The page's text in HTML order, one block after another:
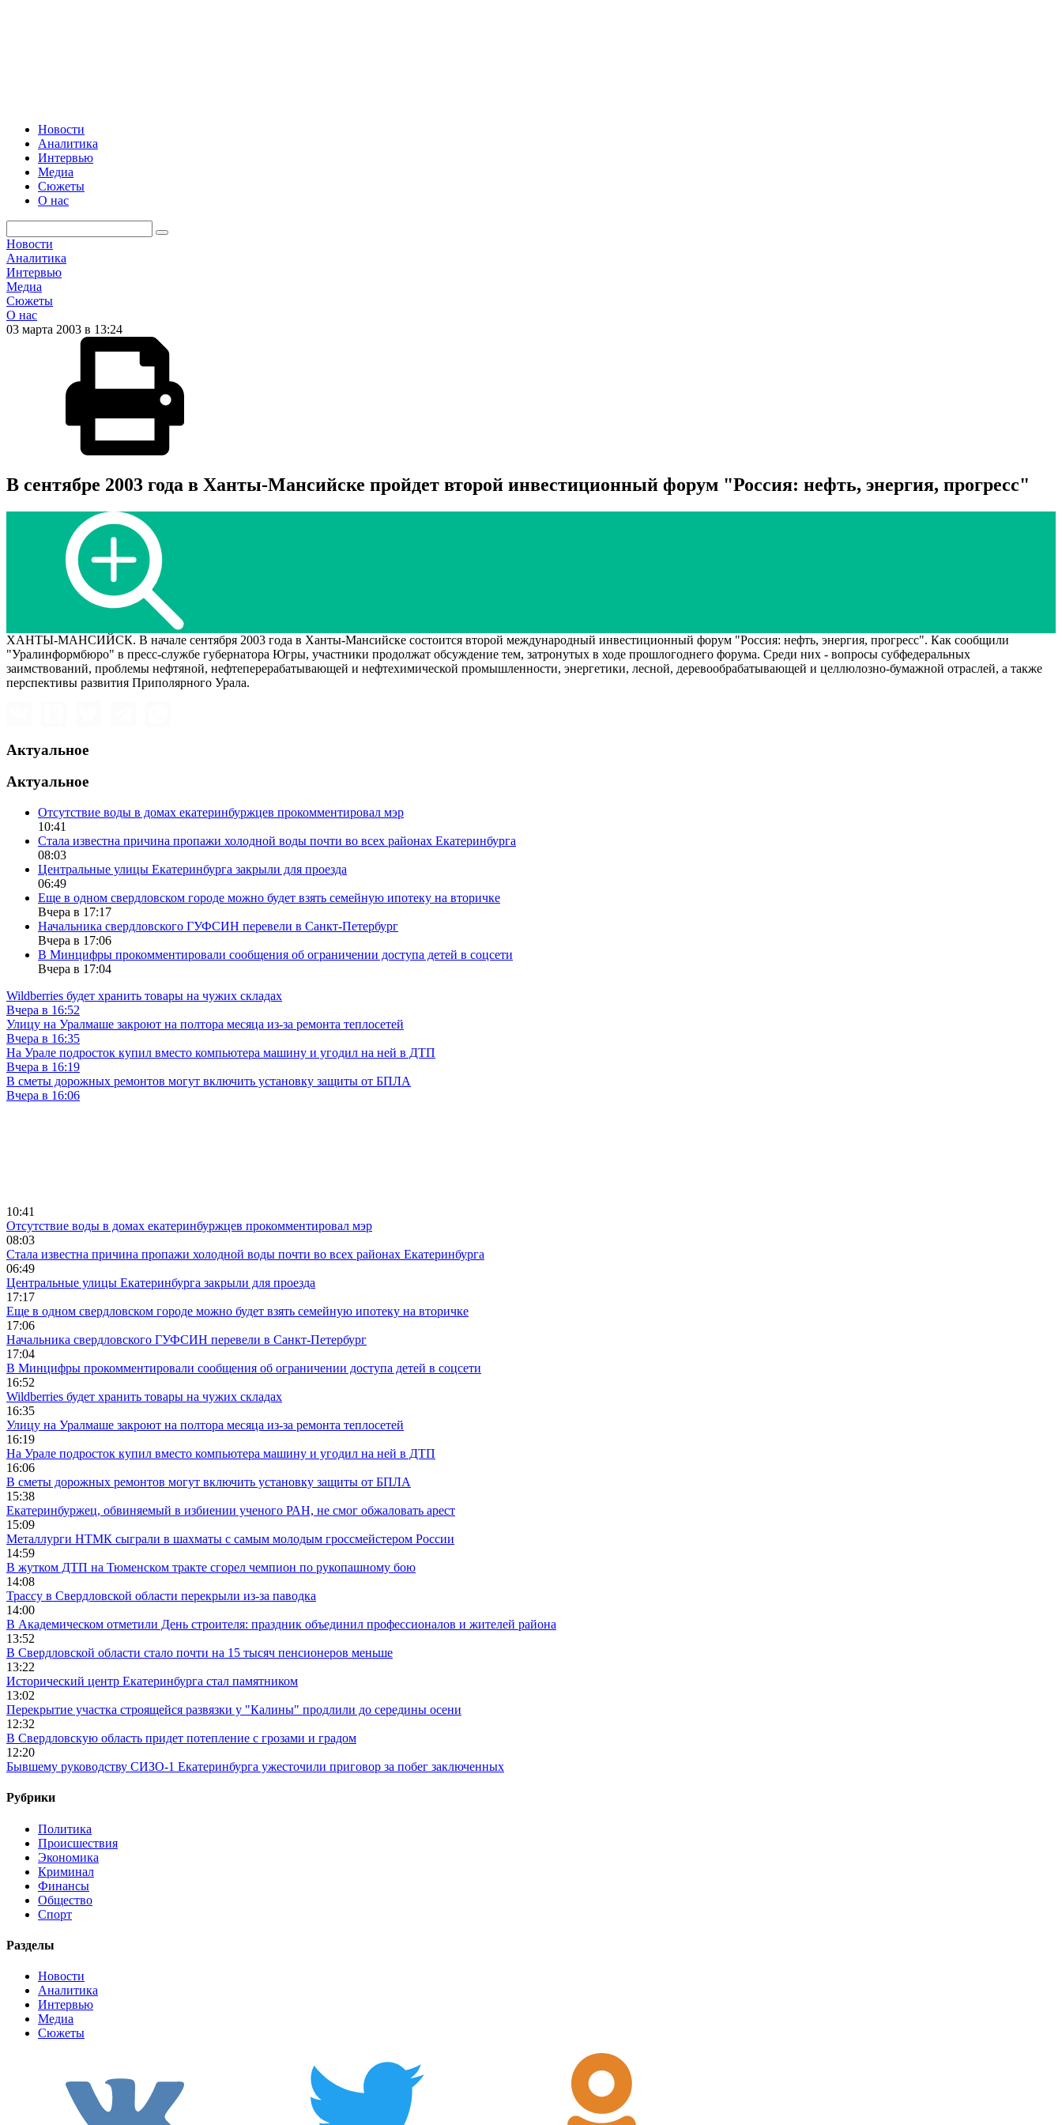
Новости
Аналитика
Интервью
Медиа
Сюжеты
О нас
Новости
Аналитика
Интервью
Медиа
Сюжеты
О нас
03 марта 2003 в 13:24
В сентябре 2003 года в Ханты-Мансийске пройдет второй инвестиционный форум "Россия: нефть, энергия, прогресс"
ХАНТЫ-МАНСИЙСК. В начале сентября 2003 года в Ханты-Мансийске состоится второй международный инвестиционный форум "Россия: нефть, энергия, прогресс". Как сообщили
"Уралинформбюро" в пресс-службе губернатора Югры, участники продолжат обсуждение тем, затронутых в ходе прошлогоднего форума. Среди них - вопросы субфедеральных
заимствований, проблемы нефтяной, нефтеперерабатывающей и нефтехимической промышленности, энергетики, лесной, деревообрабатывающей и целлюлозно-бумажной отраслей, а также
перспективы развития Приполярного Урала.
Актуальное
Актуальное
Отсутствие воды в домах екатеринбуржцев прокомментировал мэр
10:41
Стала известна причина пропажи холодной воды почти во всех районах Екатеринбурга
08:03
Центральные улицы Екатеринбурга закрыли для проезда
06:49
Еще в одном свердловском городе можно будет взять семейную ипотеку на вторичке
Вчера в 17:17
Начальника свердловского ГУФСИН перевели в Санкт-Петербург
Вчера в 17:06
В Минцифры прокомментировали сообщения об ограничении доступа детей в соцсети
Вчера в 17:04
Wildberries будет хранить товары на чужих складах
Вчера в 16:52
Улицу на Уралмаше закроют на полтора месяца из-за ремонта теплосетей
Вчера в 16:35
На Урале подросток купил вместо компьютера машину и угодил на ней в ДТП
Вчера в 16:19
В сметы дорожных ремонтов могут включить установку защиты от БПЛА
Вчера в 16:06
10:41
Отсутствие воды в домах екатеринбуржцев прокомментировал мэр
08:03
Стала известна причина пропажи холодной воды почти во всех районах Екатеринбурга
06:49
Центральные улицы Екатеринбурга закрыли для проезда
17:17
Еще в одном свердловском городе можно будет взять семейную ипотеку на вторичке
17:06
Начальника свердловского ГУФСИН перевели в Санкт-Петербург
17:04
В Минцифры прокомментировали сообщения об ограничении доступа детей в соцсети
16:52
Wildberries будет хранить товары на чужих складах
16:35
Улицу на Уралмаше закроют на полтора месяца из-за ремонта теплосетей
16:19
На Урале подросток купил вместо компьютера машину и угодил на ней в ДТП
16:06
В сметы дорожных ремонтов могут включить установку защиты от БПЛА
15:38
Екатеринбуржец, обвиняемый в избиении ученого РАН, не смог обжаловать арест
15:09
Металлурги НТМК сыграли в шахматы с самым молодым гроссмейстером России
14:59
В жутком ДТП на Тюменском тракте сгорел чемпион по рукопашному бою
14:08
Трассу в Свердловской области перекрыли из-за паводка
14:00
В Академическом отметили День строителя: праздник объединил профессионалов и жителей района
13:52
В Свердловской области стало почти на 15 тысяч пенсионеров меньше
13:22
Исторический центр Екатеринбурга стал памятником
13:02
Перекрытие участка строящейся развязки у "Калины" продлили до середины осени
12:32
В Свердловскую область придет потепление с грозами и градом
12:20
Бывшему руководству СИЗО-1 Екатеринбурга ужесточили приговор за побег заключенных
Рубрики
Политика
Происшествия
Экономика
Криминал
Финансы
Общество
Спорт
Разделы
Новости
Аналитика
Интервью
Медиа
Сюжеты